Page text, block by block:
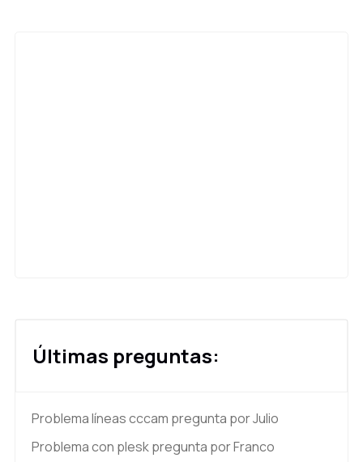
Últimas preguntas:
Problema líneas cccam pregunta por Julio
Problema con pleskpregunta por Franco